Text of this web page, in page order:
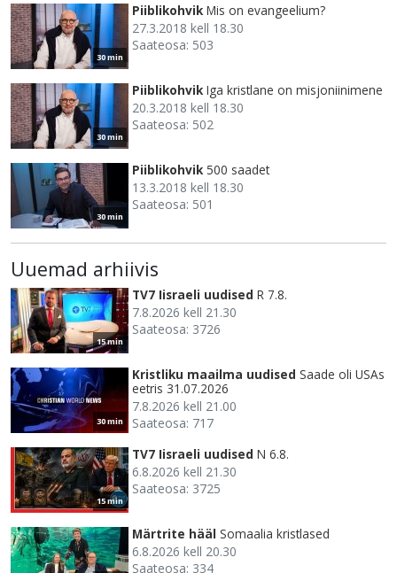
30 min
Piiblikohvik Mis on evangeelium?
27.3.2018 kell 18.30
Saateosa: 503
30 min
Piiblikohvik Iga kristlane on misjoniinimene
20.3.2018 kell 18.30
Saateosa: 502
30 min
Piiblikohvik 500 saadet
13.3.2018 kell 18.30
Saateosa: 501
Uuemad arhiivis
15 min
TV7 Iisraeli uudised R 7.8.
7.8.2026 kell 21.30
Saateosa: 3726
30 min
Kristliku maailma uudised Saade oli USAs
eetris 31.07.2026
7.8.2026 kell 21.00
Saateosa: 717
15 min
TV7 Iisraeli uudised N 6.8.
6.8.2026 kell 21.30
Saateosa: 3725
Märtrite hääl Somaalia kristlased
6.8.2026 kell 20.30
Saateosa: 334